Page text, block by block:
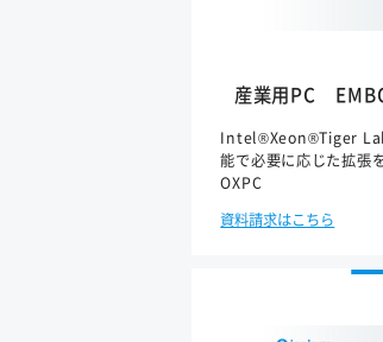
産業用PC
Intel®Xeon®Tiger
能で必要に応じた拡張
OXPC
資料請求はこちら